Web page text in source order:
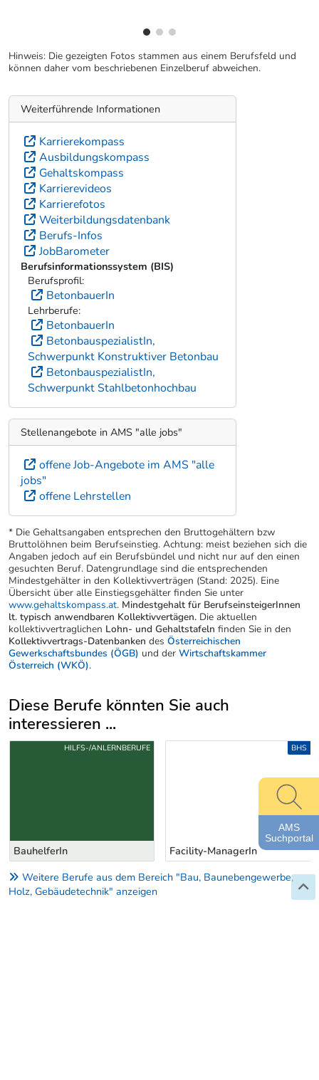
Hinweis: Die gezeigten Fotos stammen aus einem Berufsfeld und
können daher vom beschriebenen Einzelberuf abweichen.
Weiterführende Informationen
Karrierekompass
Ausbildungskompass
Gehaltskompass
Karrierevideos
Karrierefotos
Weiterbildungsdatenbank
Berufs-Infos
JobBarometer
Berufsinformationssystem (BIS)
Berufsprofil:
BetonbauerIn
Lehrberufe:
BetonbauerIn
BetonbauspezialistIn,
Schwerpunkt Konstruktiver Betonbau
BetonbauspezialistIn,
Schwerpunkt Stahlbetonhochbau
Stellenangebote in AMS "alle jobs"
offene Job-Angebote im AMS "alle
jobs"
offene Lehrstellen
* Die Gehaltsangaben entsprechen den Bruttogehältern bzw
Bruttolöhnen beim Berufseinstieg. Achtung: meist beziehen sich die
Angaben jedoch auf ein Berufsbündel und nicht nur auf den einen
gesuchten Beruf. Datengrundlage sind die entsprechenden
Mindestgehälter in den Kollektivverträgen (Stand: 2025). Eine
Übersicht über alle Einstiegsgehälter finden Sie unter
www.gehaltskompass.at. Mindestgehalt für BerufseinsteigerInnen
lt. typisch anwendbaren Kollektivvertägen. Die aktuellen
kollektivvertraglichen Lohn- und Gehaltstafeln finden Sie in den
Kollektivvertrags-Datenbanken des Österreichischen
Gewerkschaftsbundes (ÖGB) und der Wirtschaftskammer
Österreich (WKÖ).
Diese Berufe könnten Sie auch
interessieren ...
Uber weitere Berufsvorschläge
BauhelferIn
HILFS-/ANLERNBERUFE
Facility-ManagerIn
BHS
Weitere Berufe aus dem Bereich "Bau, Baunebengewerbe,
Holz, Gebäudetechnik" anzeigen
AMS
Suchportal